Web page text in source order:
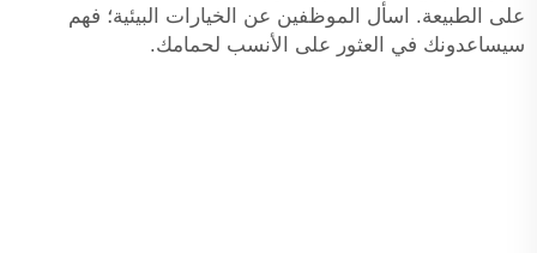
على الطبيعة. اسأل الموظفين عن الخيارات البيئية؛ فهم
سيساعدونك في العثور على الأنسب لحمامك.